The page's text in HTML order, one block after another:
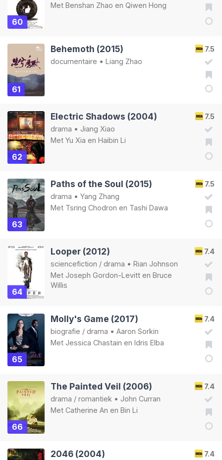
60
Met Benshan Zhao en Qiwen Hong
61
7.5
Behemoth (2015)
documentaire • Liang Zhao
62
7.5
Electric Shadows (2004)
drama • Jiang Xiao
Met Yu Xia en Haibin Li
63
7.5
Paths of the Soul (2015)
drama • Yang Zhang
Met Tsring Chodron en Tashi Dawa
64
7.4
Looper (2012)
sciencefiction / drama • Rian Johnson
Met Joseph Gordon-Levitt en Bruce
Willis
65
7.4
Molly's Game (2017)
biografie / drama • Aaron Sorkin
Met Jessica Chastain en Idris Elba
66
7.4
The Painted Veil (2006)
drama / romantiek • John Curran
Met Catherine An en Bin Li
7.4
2046 (2004)